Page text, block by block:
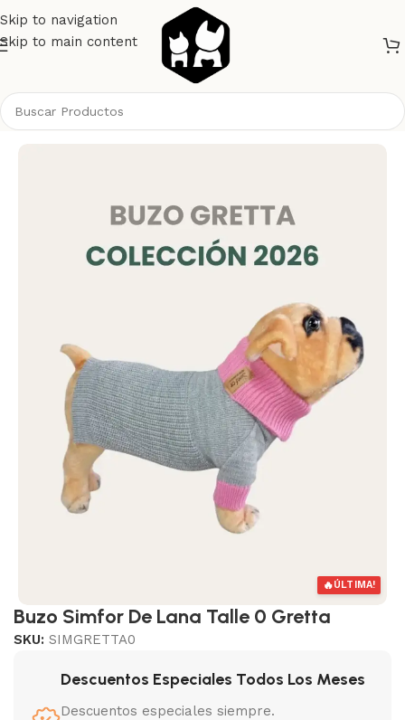
Skip to navigation
Skip to main content
🔥ÚLTIMA!
Buzo Simfor De Lana Talle 0 Gretta
SKU: SIMGRETTA0
Descuentos Especiales Todos Los Meses
Descuentos especiales siempre.